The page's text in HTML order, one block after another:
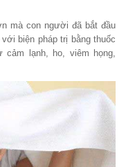
mà con người đã bắt đầu
biện pháp trị bằng thuốc
lạnh, ho, viêm họng,